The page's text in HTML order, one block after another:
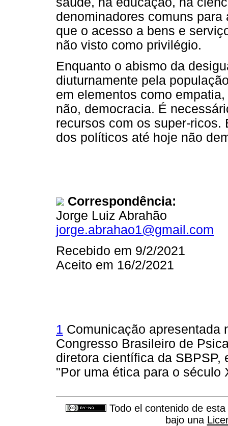
denominadores comuns
que o acesso a bens e
não visto como privilégio.
Enquanto o abismo da
diuturnamente pela
em elementos como
não, democracia. É
recursos com os super-
dos políticos até hoje não
Correspondência:
Jorge Luiz Abrahão
jorge.abrahao1@gmail.com
Recebido em 9/2/2021
Aceito em 16/2/2021
1 Comunicação apresentada
Congresso Brasileiro de
diretora científica da SBPSP,
"Por uma ética para o século
Todo el contenido de
bajo una